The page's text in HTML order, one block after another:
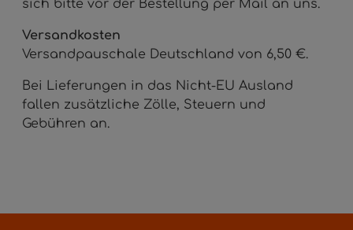
sich bitte vor der Bestellung per Mail an uns.
Versandkosten
Versandpauschale Deutschland von 6,50 €.
Bei Lieferungen in das Nicht-EU Ausland
fallen zusätzliche Zölle, Steuern und
Gebühren an.